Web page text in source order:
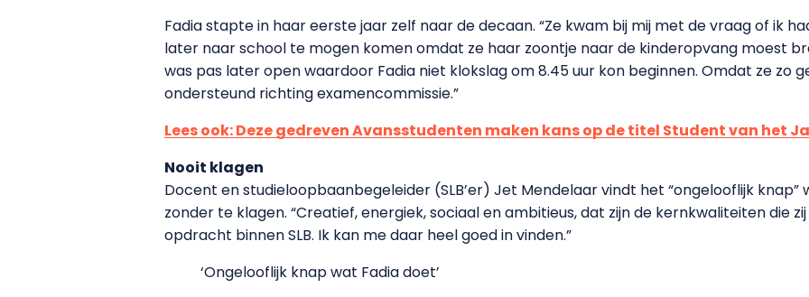
Fadia stapte in haar eerste jaar zelf naar de decaan. “Ze kwam bij mij met de vraag of ik
later naar school te mogen komen omdat ze haar zoontje naar de kinderopvang moest
was pas later open waardoor Fadia niet klokslag om 8.45 uur kon beginnen. Omdat ze zo
ondersteund richting examencommissie.”
Lees ook: Deze gedreven Avansstudenten maken kans op de titel Student van het
Nooit klagen
Docent en studieloopbaanbegeleider (SLB’er) Jet Mendelaar vindt het “ongelooflijk knap”
zonder te klagen. “Creatief, energiek, sociaal en ambitieus, dat zijn de kernkwaliteiten die
opdracht binnen SLB. Ik kan me daar heel goed in vinden.”
‘Ongelooflijk knap wat Fadia doet’